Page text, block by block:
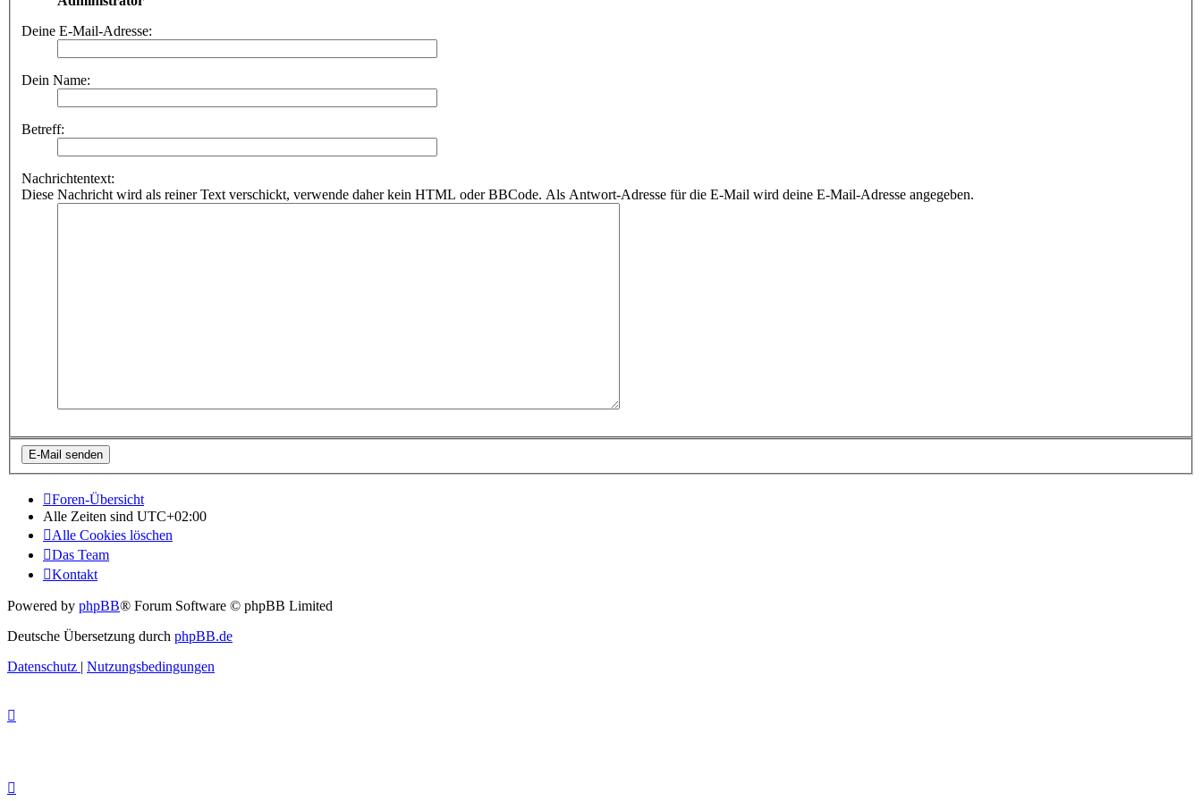
Deine E-Mail-Adresse:
Dein Name:
Betreff:
Nachrichtentext:
Diese Nachricht wird als reiner Text verschickt, verwende daher kein HTML oder BBCode. Als Antwort-Adresse für die E-Mail wird deine E-Mail-Adresse angegeben.
Foren-Übersicht
Alle Zeiten sind UTC+02:00
Alle Cookies löschen
Das Team
Kontakt
Powered by phpBB® Forum Software © phpBB Limited
Deutsche Übersetzung durch phpBB.de
Datenschutz | Nutzungsbedingungen